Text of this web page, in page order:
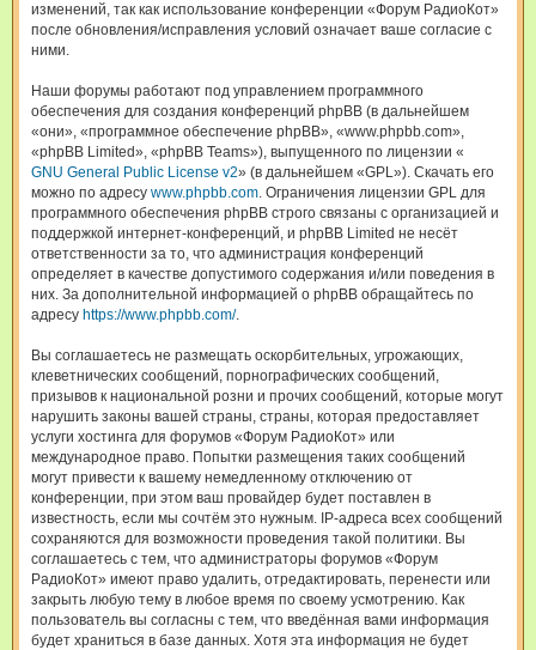
изменений, так как использование конференции «Форум РадиоКот»
после обновления/исправления условий означает ваше согласие с
ними.
Наши форумы работают под управлением программного
обеспечения для создания конференций phpBB (в дальнейшем
«они», «программное обеспечение phpBB», «www.phpbb.com»,
«phpBB Limited», «phpBB Teams»), выпущенного по лицензии «
GNU General Public License v2» (в дальнейшем «GPL»). Скачать его
можно по адресу www.phpbb.com. Ограничения лицензии GPL для
программного обеспечения phpBB строго связаны с организацией и
поддержкой интернет-конференций, и phpBB Limited не несёт
ответственности за то, что администрация конференций
определяет в качестве допустимого содержания и/или поведения в
них. За дополнительной информацией о phpBB обращайтесь по
адресу https://www.phpbb.com/.
Вы соглашаетесь не размещать оскорбительных, угрожающих,
клеветнических сообщений, порнографических сообщений,
призывов к национальной розни и прочих сообщений, которые могут
нарушить законы вашей страны, страны, которая предоставляет
услуги хостинга для форумов «Форум РадиоКот» или
международное право. Попытки размещения таких сообщений
могут привести к вашему немедленному отключению от
конференции, при этом ваш провайдер будет поставлен в
известность, если мы сочтём это нужным. IP-адреса всех сообщений
сохраняются для возможности проведения такой политики. Вы
соглашаетесь с тем, что администраторы форумов «Форум
РадиоКот» имеют право удалить, отредактировать, перенести или
закрыть любую тему в любое время по своему усмотрению. Как
пользователь вы согласны с тем, что введённая вами информация
будет храниться в базе данных. Хотя эта информация не будет